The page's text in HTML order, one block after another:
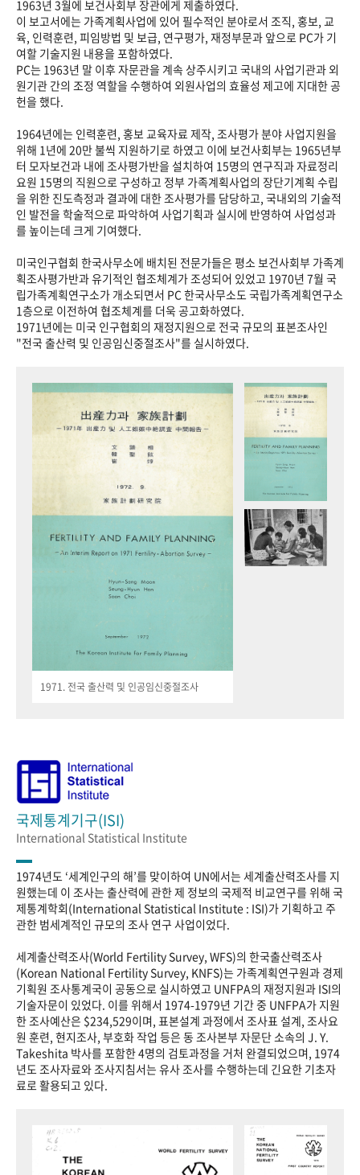
1963년 3월에 보건사회부 장관에게 제출하였다.
이 보고서에는 가족계획사업에 있어 필수적인 분야로서 조직, 홍보, 교
육, 인력훈련, 피임방법 및 보급, 연구평가, 재정부문과 앞으로 PC가 기
여할 기술지원 내용을 포함하였다.
PC는 1963년 말 이후 자문관을 계속 상주시키고 국내의 사업기관과 외
원기관 간의 조정 역할을 수행하여 외원사업의 효율성 제고에 지대한 공
헌을 했다.
1964년에는 인력훈련, 홍보 교육자료 제작, 조사평가 분야 사업지원을
위해 1년에 20만 불씩 지원하기로 하였고 이에 보건사회부는 1965년부
터 모자보건과 내에 조사평가반을 설치하여 15명의 연구직과 자료정리
요원 15명의 직원으로 구성하고 정부 가족계획사업의 장단기계획 수립
을 위한 진도측정과 결과에 대한 조사평가를 담당하고, 국내외의 기술적
인 발전을 학술적으로 파악하여 사업기획과 실시에 반영하여 사업성과
를 높이는데 크게 기여했다.
미국인구협회 한국사무소에 배치된 전문가들은 평소 보건사회부 가족계
획조사평가반과 유기적인 협조체계가 조성되어 있었고 1970년 7월 국
립가족계획연구소가 개소되면서 PC 한국사무소도 국립가족계획연구소
1층으로 이전하여 협조체계를 더욱 공고화하였다.
1971년에는 미국 인구협회의 재정지원으로 전국 규모의 표본조사인
"전국 출산력 및 인공임신중절조사"를 실시하였다.
1971. 전국 출산력 및 인공임신중절조사
국제통계기구(ISI)
International Statistical Institute
1974년도 ‘세계인구의 해’를 맞이하여 UN에서는 세계출산력조사를 지
원했는데 이 조사는 출산력에 관한 제 정보의 국제적 비교연구를 위해 국
제통계학회(International Statistical Institute : ISI)가 기획하고 주
관한 범세계적인 규모의 조사 연구 사업이었다.
세계출산력조사(World Fertility Survey, WFS)의 한국출산력조사
(Korean National Fertility Survey, KNFS)는 가족계획연구원과 경제
기획원 조사통계국이 공동으로 실시하였고 UNFPA의 재정지원과 ISI의
기술자문이 있었다. 이를 위해서 1974-1979년 기간 중 UNFPA가 지원
한 조사예산은 $234,529이며, 표본설계 과정에서 조사표 설계, 조사요
원 훈련, 현지조사, 부호화 작업 등은 동 조사본부 자문단 소속의 J. Y.
Takeshita 박사를 포함한 4명의 검토과정을 거처 완결되었으며, 1974
년도 조사자료와 조사지침서는 유사 조사를 수행하는데 긴요한 기초자
료로 활용되고 있다.